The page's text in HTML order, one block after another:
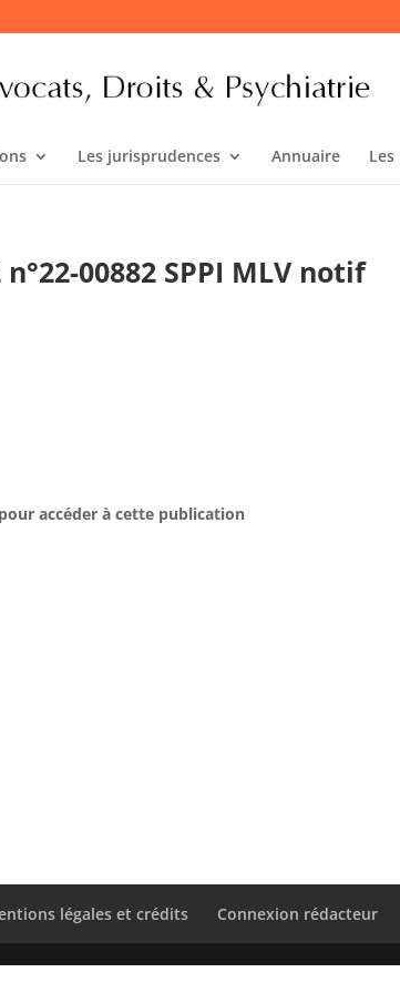
Les jurisprudences Annuaire
00882 SPPI MLV notif
accéder à cette publication
légales et crédits Connexion rédacteur